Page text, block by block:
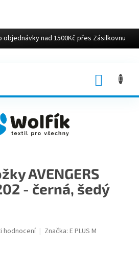
objednávky nad 1500Kč přes Zásilkovnu
AVENGERS
- černá, šedý
hodnocení Značka: E PLUS M